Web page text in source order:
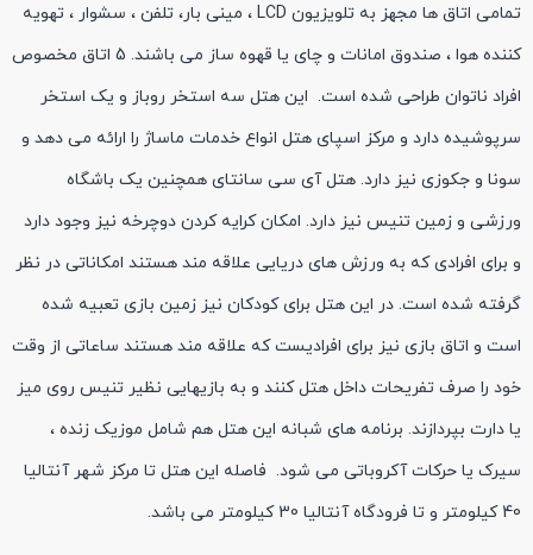
تمامی اتاق ها مجهز به ‏تلویزیون ‏LCD‏ ، مینی بار، تلفن ، سشوار ، تهویه
کننده هوا ، صندوق امانات و چای یا قهوه ساز می باشند. 5 اتاق مخصوص
‏افراد ناتوان طراحی شده است. ‏ این هتل سه استخر روباز و یک استخر
سرپوشیده دارد و مرکز اسپای هتل انواع خدمات ماساژ را ارائه می دهد و
سونا و ‏جکوزی نیز دارد. هتل آی سی سانتای همچنین یک باشگاه
ورزشی و زمین تنیس نیز دارد. امکان کرایه کردن دوچرخه نیز ‏وجود دارد
و برای افرادی که به ورزش های دریایی علاقه مند هستند امکاناتی در نظر
گرفته شده است. در این هتل برای ‏کودکان نیز زمین بازی تعبیه شده
است و اتاق بازی نیز برای افرادیست که علاقه مند هستند ساعاتی از وقت
خود را صرف ‏تفریحات داخل هتل کنند و به بازیهایی نظیر تنیس روی میز
یا دارت بپردازند. برنامه های شبانه این هتل هم شامل موزیک زنده ‏،
سیرک یا حرکات آکروباتی می شود. ‏ ‏فاصله این هتل تا مرکز شهر آنتالیا
40 کیلومتر و تا فرودگاه آنتالیا 30 کیلومتر می باشد. ‏